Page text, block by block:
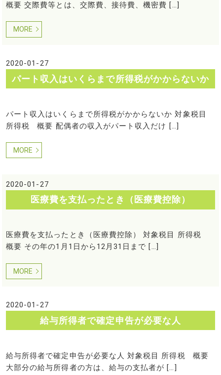
概要 交際費等とは、交際費、接待費、機密費 […]
MORE
2020-01-27
パート収入はいくらまで所得税がかからないか
パート収入はいくらまで所得税がかからないか 対象税目
所得税 概要 配偶者の収入がパート収入だけ […]
MORE
2020-01-27
医療費を支払ったとき（医療費控除）
医療費を支払ったとき（医療費控除） 対象税目 所得税
概要 その年の1月1日から12月31日まで […]
MORE
2020-01-27
給与所得者で確定申告が必要な人
給与所得者で確定申告が必要な人 対象税目 所得税 概要
大部分の給与所得者の方は、給与の支払者が […]